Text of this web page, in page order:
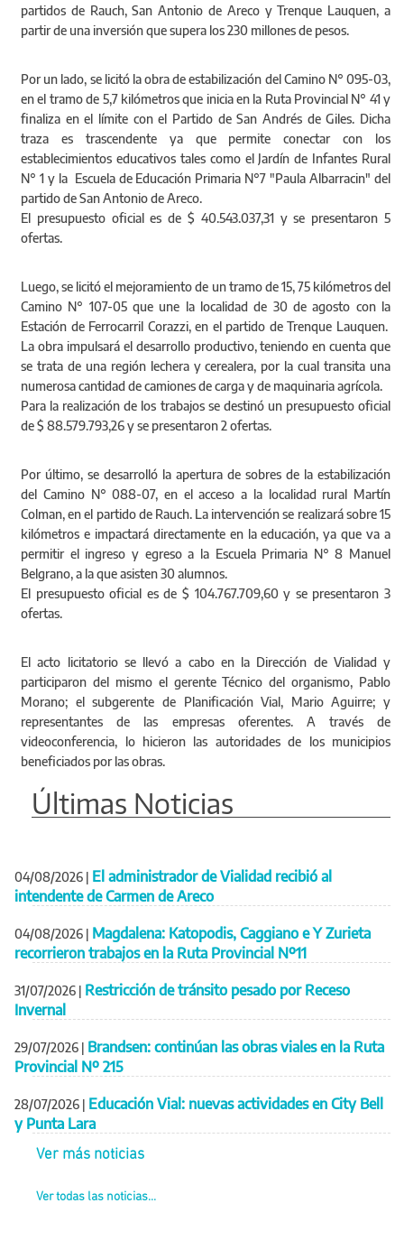
partidos de Rauch, San Antonio de Areco y Trenque Lauquen, a
partir de una inversión que supera los 230 millones de pesos.
Por un lado, se licitó la obra de estabilización del Camino N° 095-03,
en el tramo de 5,7 kilómetros que inicia en la Ruta Provincial N° 41 y
finaliza en el límite con el Partido de San Andrés de Giles. Dicha
traza es trascendente ya que permite conectar con los
establecimientos educativos tales como el Jardín de Infantes Rural
N° 1 y la Escuela de Educación Primaria N°7 "Paula Albarracin" del
partido de San Antonio de Areco.
El presupuesto oficial es de $ 40.543.037,31 y se presentaron 5
ofertas.
Luego, se licitó el mejoramiento de un tramo de 15, 75 kilómetros del
Camino N° 107-05 que une la localidad de 30 de agosto con la
Estación de Ferrocarril Corazzi, en el partido de Trenque Lauquen.
La obra impulsará el desarrollo productivo, teniendo en cuenta que
se trata de una región lechera y cerealera, por la cual transita una
numerosa cantidad de camiones de carga y de maquinaria agrícola.
Para la realización de los trabajos se destinó un presupuesto oficial
de $ 88.579.793,26 y se presentaron 2 ofertas.
Por último, se desarrolló la apertura de sobres de la estabilización
del Camino N° 088-07, en el acceso a la localidad rural Martín
Colman, en el partido de Rauch. La intervención se realizará sobre 15
kilómetros e impactará directamente en la educación, ya que va a
permitir el ingreso y egreso a la Escuela Primaria N° 8 Manuel
Belgrano, a la que asisten 30 alumnos.
El presupuesto oficial es de $ 104.767.709,60 y se presentaron 3
ofertas.
El acto licitatorio se llevó a cabo en la Dirección de Vialidad y
participaron del mismo el gerente Técnico del organismo, Pablo
Morano; el subgerente de Planificación Vial, Mario Aguirre; y
representantes de las empresas oferentes. A través de
videoconferencia, lo hicieron las autoridades de los municipios
beneficiados por las obras.
Últimas Noticias
04/08/2026 | El administrador de Vialidad recibió al
intendente de Carmen de Areco
04/08/2026 | Magdalena: Katopodis, Caggiano e Y Zurieta
recorrieron trabajos en la Ruta Provincial Nº11
31/07/2026 | Restricción de tránsito pesado por Receso
Invernal
29/07/2026 | Brandsen: continúan las obras viales en la Ruta
Provincial Nº 215
28/07/2026 | Educación Vial: nuevas actividades en City Bell
y Punta Lara
Ver más noticias
Ver todas las noticias...